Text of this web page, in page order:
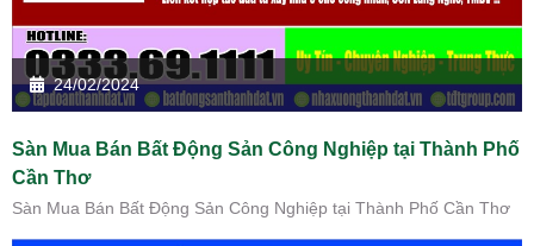
24/02/2024
Sàn Mua Bán Bất Động Sản Công Nghiệp tại Thành Phố
Cần Thơ
Sàn Mua Bán Bất Động Sản Công Nghiệp tại Thành Phố Cần Thơ